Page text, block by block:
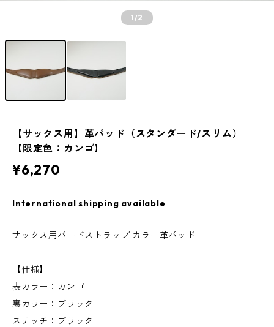
1/2
【サックス用】革パッド（スタンダード/スリム）
【限定色：カンゴ】
¥6,270
International shipping available
サックス用バードストラップ カラー革パッド
【仕様】
表カラー：カンゴ
裏カラー：ブラック
ステッチ：ブラック